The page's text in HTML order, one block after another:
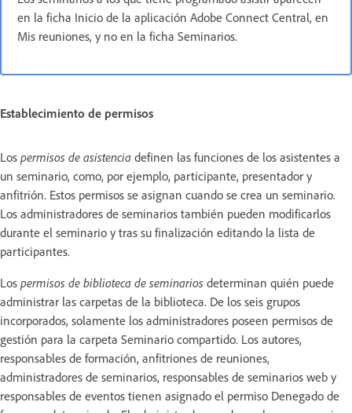
en la ficha Inicio de la aplicación Adobe Connect Central, en
Mis reuniones, y no en la ficha Seminarios.
Establecimiento de permisos
Los permisos de asistencia definen las funciones de los asistentes a
un seminario, como, por ejemplo, participante, presentador y
anfitrión. Estos permisos se asignan cuando se crea un seminario.
Los administradores de seminarios también pueden modificarlos
durante el seminario y tras su finalización editando la lista de
participantes.
Los permisos de biblioteca de seminarios determinan quién puede
administrar las carpetas de la biblioteca. De los seis grupos
incorporados, solamente los administradores poseen permisos de
gestión para la carpeta Seminario compartido. Los autores,
responsables de formación, anfitriones de reuniones,
administradores de seminarios, responsables de seminarios web y
responsables de eventos tienen asignado el permiso Denegado de